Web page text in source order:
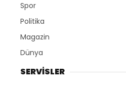
Spor
Politika
Magazin
Dünya
SERVİSLER